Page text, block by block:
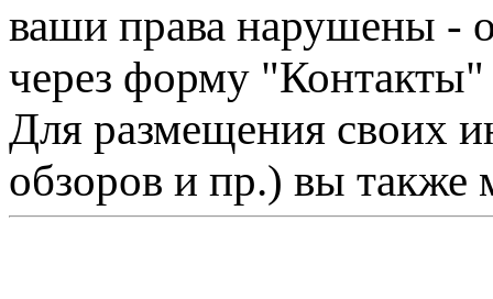
ваши права нарушены -
через форму "Контакты"
Для размещения своих
обзоров и пр.) вы также